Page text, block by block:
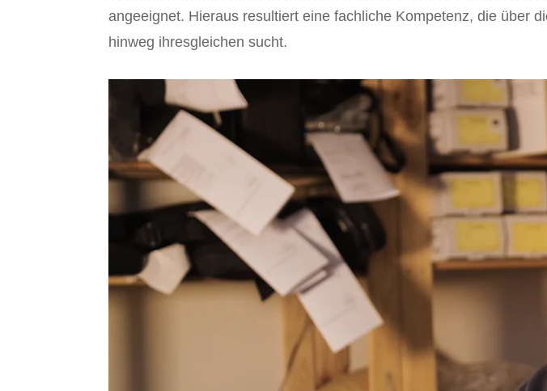
angeeignet. Hieraus resultiert eine fachliche Kompetenz, die über
hinweg ihresgleichen sucht.